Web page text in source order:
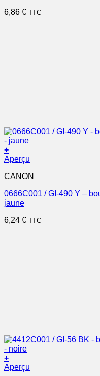
6,86 € TTC
+
Aperçu
CANON
0666C001 / GI-490 Y –
jaune
6,24 € TTC
+
Aperçu